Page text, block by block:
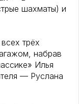
шахматы) и
трёх
набрав
Илья
— Руслана